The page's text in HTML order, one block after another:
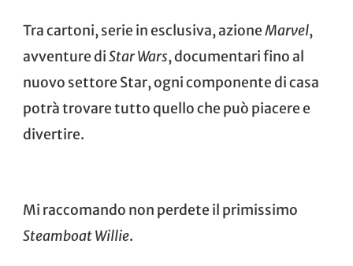
Tra cartoni, serie in esclusiva, azioneMarvel,
avventure diStar Wars, documentari fino al
nuovo settore Star, ogni componente di casa
potrà trovare tutto quello che può piacere e
divertire.
Mi raccomando non perdete il primissimo
Steamboat Willie.